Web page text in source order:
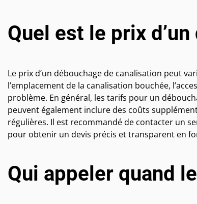
Quel est le prix
Le prix d’un débouchage de canalisation peut
l’emplacement de la canalisation bouchée,
problème. En général, les tarifs pour un
peuvent également inclure des coûts
régulières. Il est recommandé de contacter un
pour obtenir un devis précis et transparent en
Qui appeler quand